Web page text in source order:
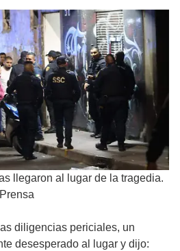
llegaron al lugar de la tragedia.
diligencias periciales, un
desesperado al lugar y dijo: